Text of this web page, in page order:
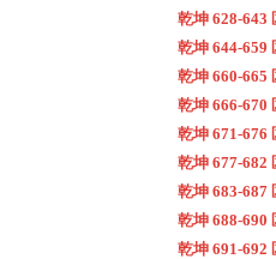
乾坤 628-643
乾坤 644-659
乾坤 660-665
乾坤 666-670
乾坤 671-676
乾坤 677-682
乾坤 683-687
乾坤 688-690
乾坤 691-692